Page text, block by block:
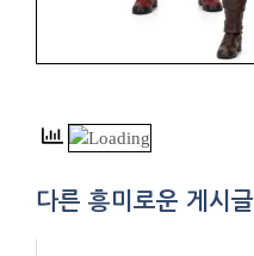
다른 흥미로운 게시글